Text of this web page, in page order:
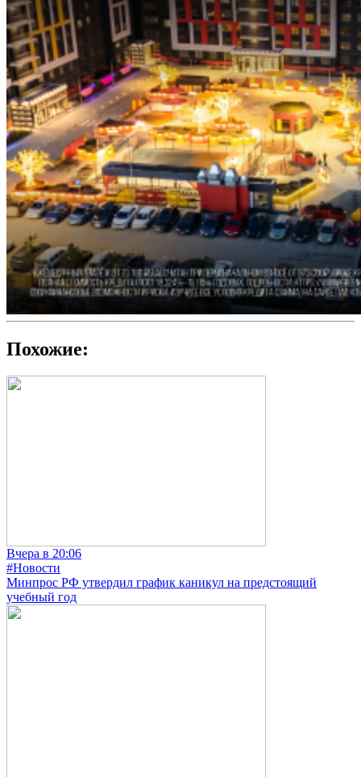
Похожие:
Вчера в 20:06
#Новости
Минпрос РФ утвердил график каникул на предстоящий
учебный год